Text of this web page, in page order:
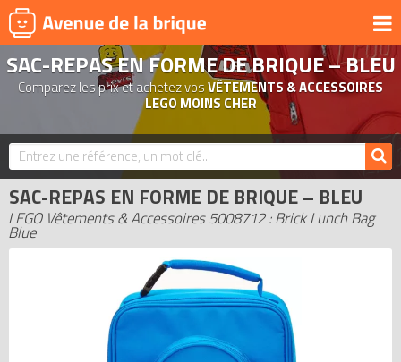
UNIVERS
PRODUITS DÉRIVÉS
NOUVEAUTÉS
LEGO 2026
BONS PLANS
ACTUALITÉS
ASSOCIATIONS DE FANS
EXPOSITIONS LEGO
LEGO LES PLUS CHERS
DERNIERS LEGO AJOUTÉS
SAC-REPAS EN FORME DE BRIQUE – BLEU
Comparez les prix et achetez vosVÊTEMENTS & ACCESSOIRES
LEGO MOINS CHER
SAC-REPAS EN FORME DE BRIQUE – BLEU
LEGO Vêtements & Accessoires 5008712 : Brick Lunch Bag
Blue